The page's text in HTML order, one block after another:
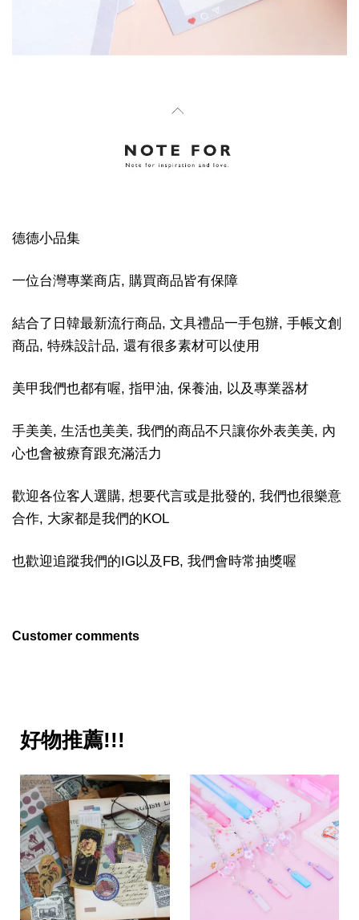
德德小品集
一位台灣專業商店, 購買商品皆有保障
結合了日韓最新流行商品, 文具禮品一手包辦, 手帳文創
商品, 特殊設計品, 還有很多素材可以使用
美甲我們也都有喔, 指甲油, 保養油, 以及專業器材
手美美, 生活也美美, 我們的商品不只讓你外表美美, 內
心也會被療育跟充滿活力
歡迎各位客人選購, 想要代言或是批發的, 我們也很樂意
合作, 大家都是我們的KOL
也歡迎追蹤我們的IG以及FB, 我們會時常抽獎喔
Customer comments
好物推薦!!!